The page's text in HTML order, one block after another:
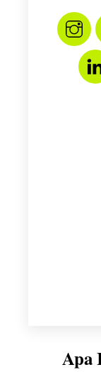
Apa